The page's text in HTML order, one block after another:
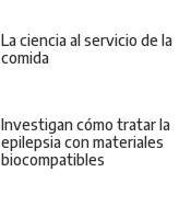
La ciencia al servicio de la
comida
Investigan cómo tratar la
epilepsia con materiales
biocompatibles